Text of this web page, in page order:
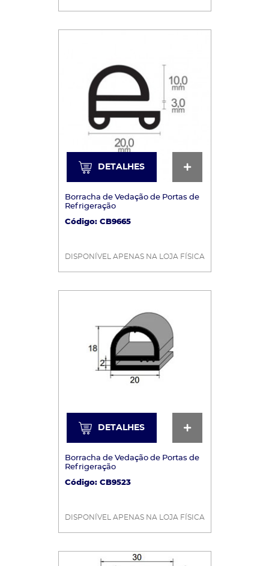
DETALHES
DETALHES
Borracha de Vedação de Portas de
Refrigeração
Código: CB9665
DISPONÍVEL APENAS NA LOJA FÍSICA
DETALHES
DETALHES
Borracha de Vedação de Portas de
Refrigeração
Código: CB9523
DISPONÍVEL APENAS NA LOJA FÍSICA